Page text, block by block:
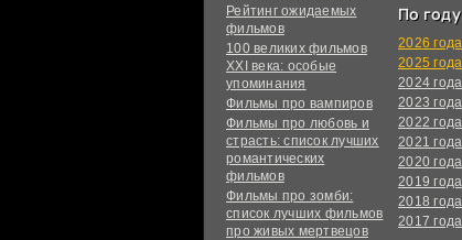
Рейтинг ожидаемых
фильмов
100 великих фильмов
XXI века: особые
упоминания
Фильмы про вампиров
Фильмы про любовь и
страсть: список лучших
романтических
фильмов
Фильмы про зомби:
список лучших фильмов
про живых мертвецов
По году
2026 года
2025 года
2024 года
2023 года
2022 года
2021 года
2020 года
2019 года
2018 года
2017 года